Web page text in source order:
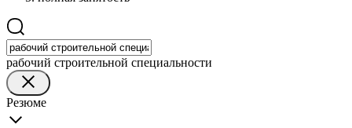
рабочий строительной специальности
Резюме